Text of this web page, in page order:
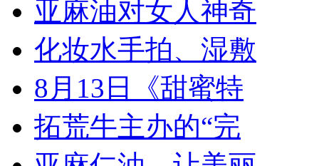
亚麻油对女人神奇
化妆水手拍、湿敷
8月13日《甜蜜特
拓荒牛主办的“完